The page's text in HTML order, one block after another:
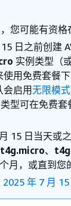
您可能有资
日之前创建
实例类型（
使用免费套餐
会启用无限模式
型可在免费
15 日当天或
t4g.micro、
月，或直到您
2025 年 7 月